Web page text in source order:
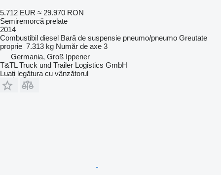
5.712 EUR ≈ 29.970 RON
Semiremorcă prelate
2014
Combustibil diesel Bară de suspensie pneumo/pneumo Greutate
proprie 7.313 kg Număr de axe 3
Germania, Groß Ippener
T&TL Truck und Trailer Logistics GmbH
Luați legătura cu vânzătorul